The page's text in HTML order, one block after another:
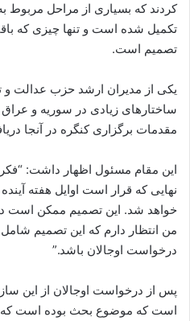
کردند که بسیاری از مراحل مربوط
تکمیل شده است و تنها چیزی که
تصمیم است.
یکی از مدیران ارشد حزب
ساختارهای زیادی در سوریه و عراق
مقدمات برگزاری کنگره در آنجا
این مقام مسئول اظهار داشت:
نهایی که قرار است اوایل هفته
خواهد شد. این تصمیم ممکن است
من انتظار دارم که این تصمیم
درخواست اوجالان باشد.”
پس از درخواست اوجالان از این
است که موضوع بحث بوده است